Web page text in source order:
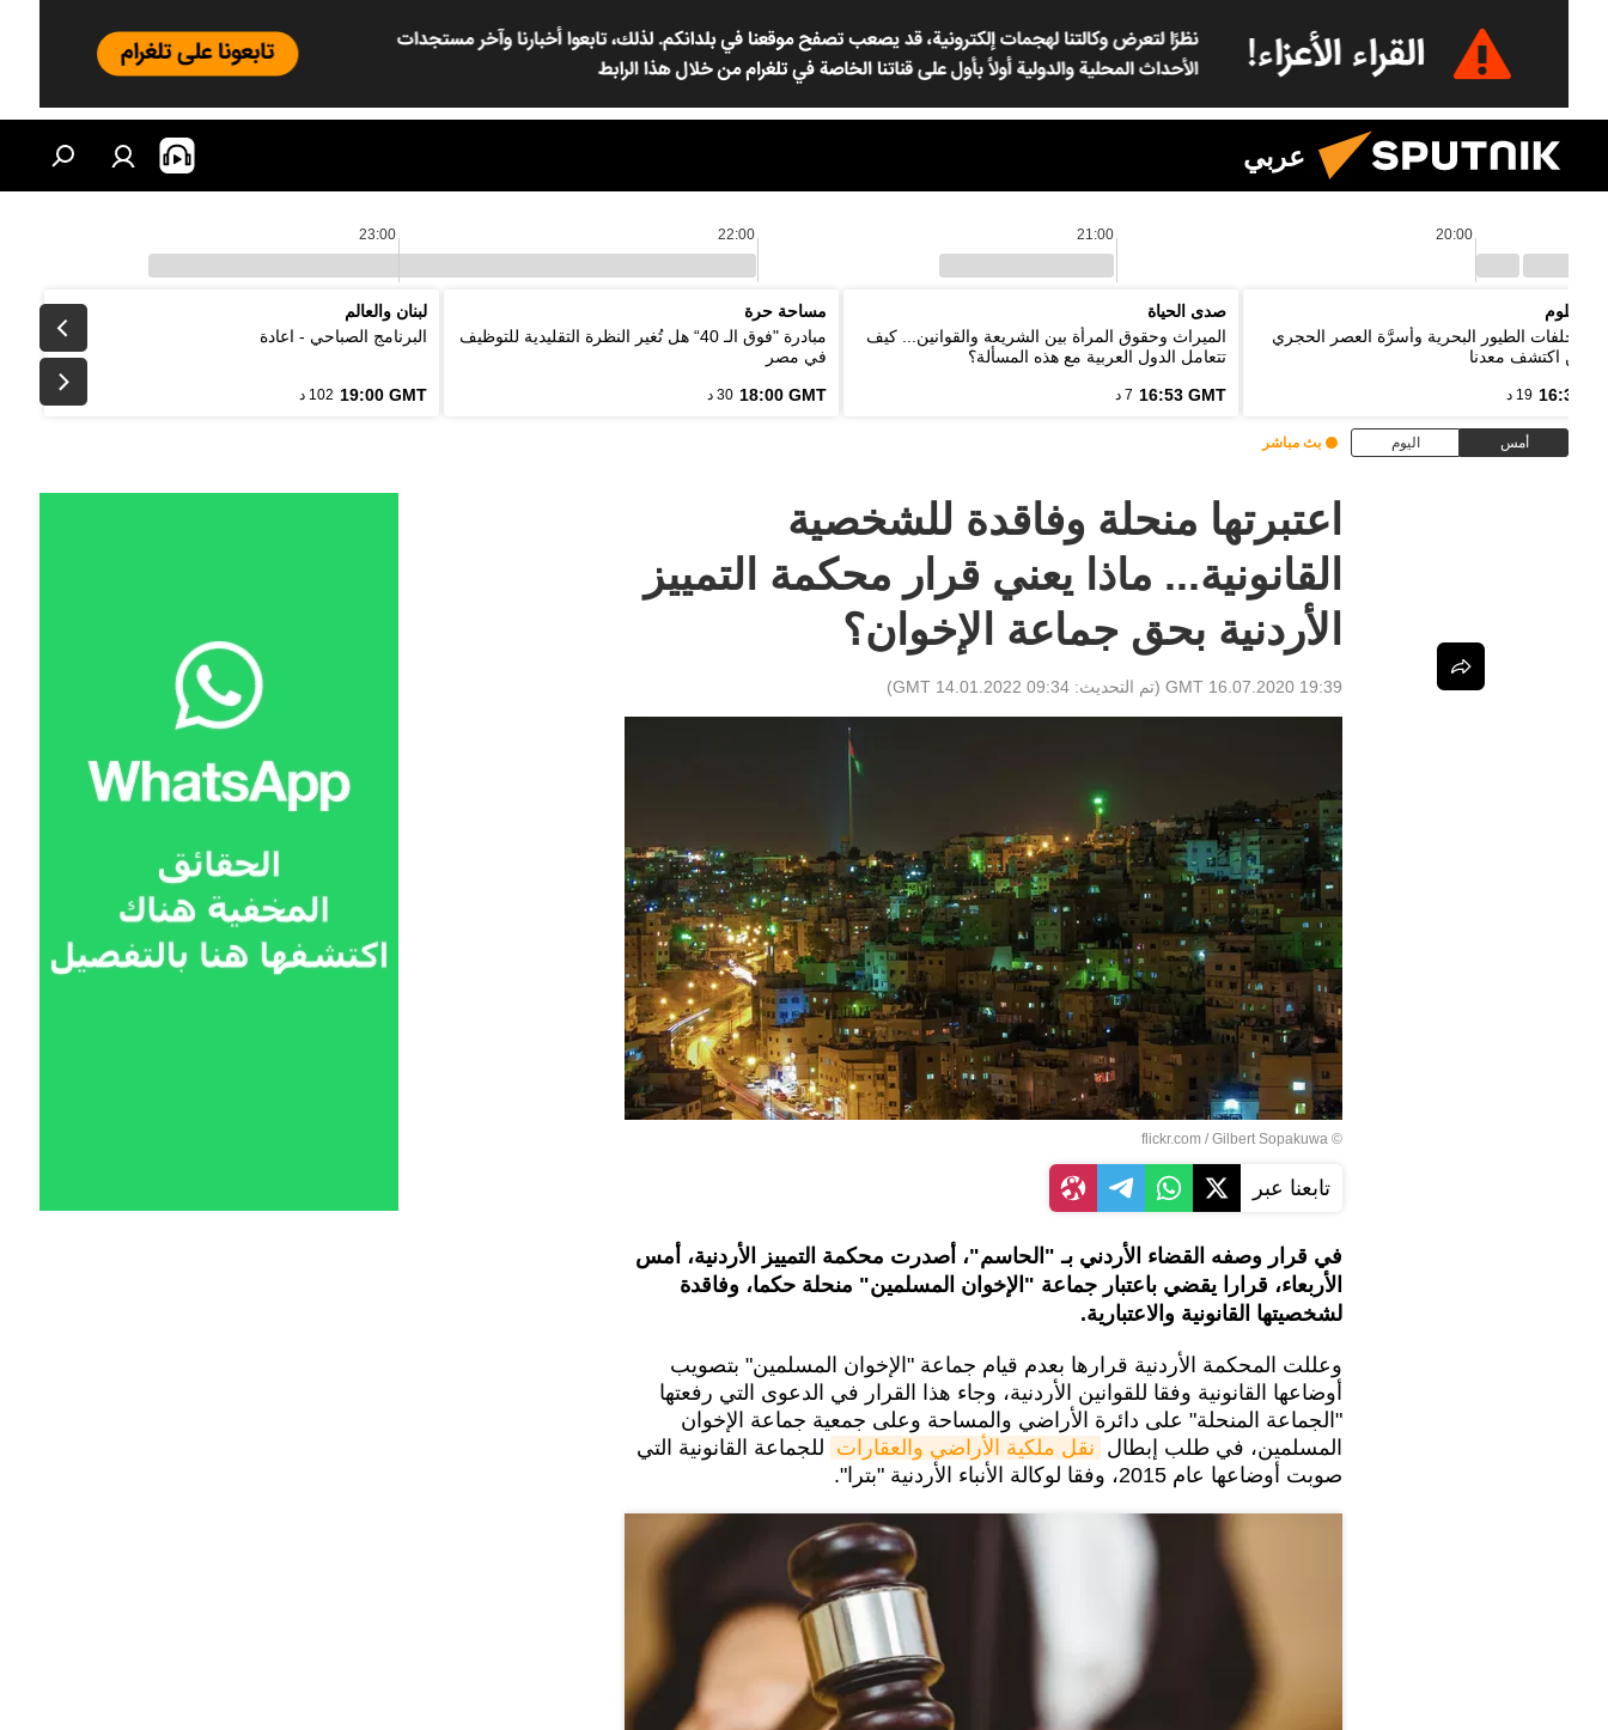
عربي
20:00
21:00
22:00
23:00
العلوم
مخلفات الطيور البحرية وأسرَّة العصر الحجري
من اكتشف معدنا
16:33 19 د
صدى الحياة
الميراث وحقوق المرأة بين الشريعة والقوانين... كيف
تتعامل الدول العربية مع هذه المسألة؟
16:53 GMT 7 د
مساحة حرة
مبادرة "فوق الـ 40“ هل تُغير النظرة التقليدية للتوظيف
في مصر
18:00 GMT 30 د
لبنان والعالم
البرنامج الصباحي - اعادة
19:00 GMT 102 د
أمس اليوم بث مباشر
اعتبرتها منحلة وفاقدة للشخصية
القانونية... ماذا يعني قرار محكمة التمييز
الأردنية بحق جماعة الإخوان؟
19:39 GMT 16.07.2020 (تم التحديث: 09:34 GMT 14.01.2022
)
© flickr.com /
Gilbert Sopakuwa
تابعنا عبر
في قرار وصفه القضاء الأردني بـ "الحاسم"، أصدرت محكمة التمييز الأردنية، أمس
الأربعاء، قرارا يقضي باعتبار جماعة "الإخوان المسلمين" منحلة حكما، وفاقدة
لشخصيتها القانونية والاعتبارية.
وعللت المحكمة الأردنية قرارها بعدم قيام جماعة "الإخوان المسلمين" بتصويب
أوضاعها القانونية وفقا للقوانين الأردنية، وجاء هذا القرار في الدعوى التي رفعتها
"الجماعة المنحلة" على دائرة الأراضي والمساحة وعلى جمعية جماعة الإخوان
المسلمين، في طلب إبطال نقل ملكية الأراضي والعقارات للجماعة القانونية التي
صوبت أوضاعها عام 2015، وفقا لوكالة الأنباء الأردنية "بترا".